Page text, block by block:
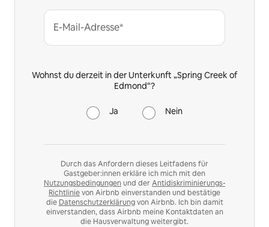
E-Mail-Adresse*
Wohnst du derzeit in der Unterkunft „Spring Creek of
Edmond“?
Ja Nein
Durch das Anfordern dieses Leitfadens für
Gastgeber:innen erkläre ich mich mit den
Nutzungsbedingungen und der Antidiskriminierungs-
Richtlinievon Airbnb einverstanden und bestätige
die Datenschutzerklärungvon Airbnb. Ich bin damit
einverstanden, dass Airbnb meine Kontaktdaten an
die Hausverwaltung weitergibt.